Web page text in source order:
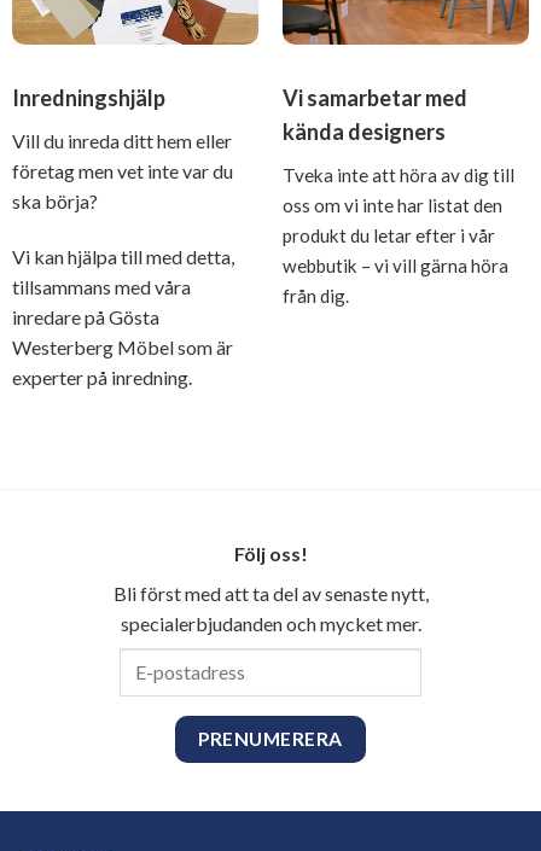
Inredningshjälp
Vill du inreda ditt hem eller
företag men vet inte var du
ska börja?
Vi kan hjälpa till med detta,
tillsammans med våra
inredare på Gösta
Westerberg Möbel som är
experter på inredning.
Vi samarbetar med
kända designers
Tveka inte att höra av dig till
oss om vi inte har listat den
produkt du letar efter i vår
webbutik – vi vill gärna höra
från dig.
Följ oss!
Bli först med att ta del av senaste nytt,
specialerbjudanden och mycket mer.